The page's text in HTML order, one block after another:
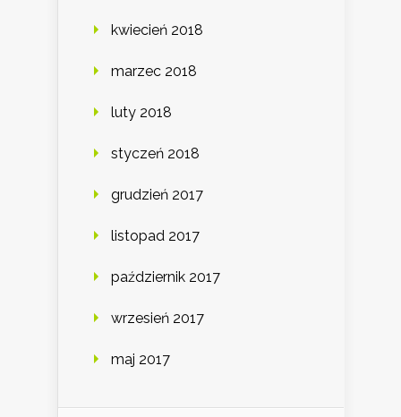
kwiecień 2018
marzec 2018
luty 2018
styczeń 2018
grudzień 2017
listopad 2017
październik 2017
wrzesień 2017
maj 2017